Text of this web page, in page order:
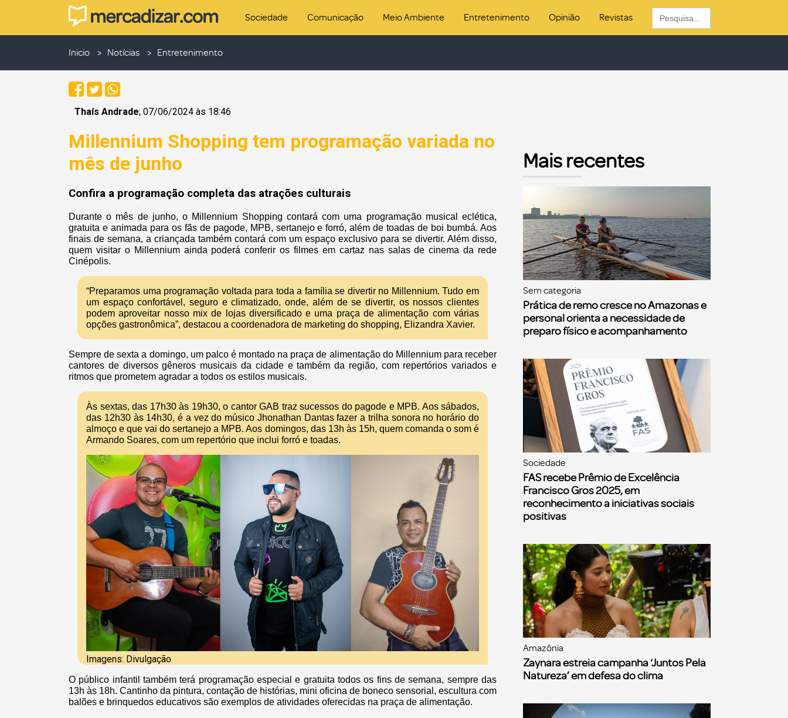
Sociedade Comunicação Meio Ambiente Entretenimento Opinião Revistas
Search
for:
Inicio Notícias Entretenimento
Thaís Andrade; 07/06/2024 às 18:46
Millennium Shopping tem programação variada no
mês de junho
Confira a programação completa das atrações culturais
Durante o mês de junho, o Millennium Shopping contará com uma programação musical eclética,
gratuita e animada para os fãs de pagode, MPB, sertanejo e forró, além de toadas de boi bumbá. Aos
finais de semana, a criançada também contará com um espaço exclusivo para se divertir. Além disso,
quem visitar o Millennium ainda poderá conferir os filmes em cartaz nas salas de cinema da rede
Cinépolis.
“Preparamos uma programação voltada para toda a família se divertir no Millennium. Tudo em
um espaço confortável, seguro e climatizado, onde, além de se divertir, os nossos clientes
podem aproveitar nosso mix de lojas diversificado e uma praça de alimentação com várias
opções gastronômica”, destacou a coordenadora de marketing do shopping, Elizandra Xavier.
Sempre de sexta a domingo, um palco é montado na praça de alimentação do Millennium para receber
cantores de diversos gêneros musicais da cidade e também da região, com repertórios variados e
ritmos que prometem agradar a todos os estilos musicais.
Às sextas, das 17h30 às 19h30, o cantor GAB traz sucessos do pagode e MPB. Aos sábados,
das 12h30 às 14h30, é a vez do músico Jhonathan Dantas fazer a trilha sonora no horário do
almoço e que vai do sertanejo a MPB. Aos domingos, das 13h às 15h, quem comanda o som é
Armando Soares, com um repertório que inclui forró e toadas.
Imagens: Divulgação
O público infantil também terá programação especial e gratuita todos os fins de semana, sempre das
13h às 18h. Cantinho da pintura, contação de histórias, mini oficina de boneco sensorial, escultura com
balões e brinquedos educativos são exemplos de atividades oferecidas na praça de alimentação.
Mais recentes
Sem categoria
Prática de remo cresce no Amazonas e
personal orienta a necessidade de
preparo físico e acompanhamento
Sociedade
FAS recebe Prêmio de Excelência
Francisco Gros 2025, em
reconhecimento a iniciativas sociais
positivas
Amazônia
Zaynara estreia campanha ‘Juntos Pela
Natureza’ em defesa do clima